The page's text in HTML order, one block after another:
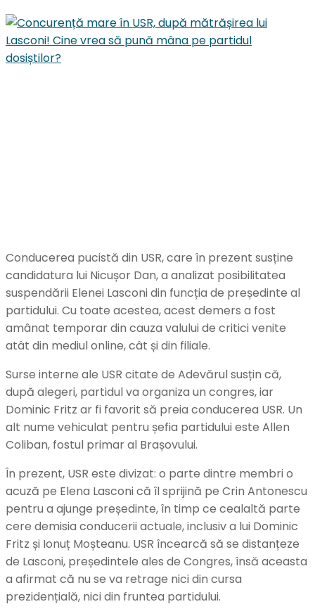
Conducerea pucistă din USR, care în prezent susține
candidatura lui Nicușor Dan, a analizat posibilitatea
suspendării Elenei Lasconi din funcția de președinte al
partidului. Cu toate acestea, acest demers a fost
amânat temporar din cauza valului de critici venite
atât din mediul online, cât și din filiale.
Surse interne ale USR citate de Adevărul susțin că,
după alegeri, partidul va organiza un congres, iar
Dominic Fritz ar fi favorit să preia conducerea USR. Un
alt nume vehiculat pentru șefia partidului este Allen
Coliban, fostul primar al Brașovului.
În prezent, USR este divizat: o parte dintre membri o
acuză pe Elena Lasconi că îl sprijină pe Crin Antonescu
pentru a ajunge președinte, în timp ce cealaltă parte
cere demisia conducerii actuale, inclusiv a lui Dominic
Fritz și Ionuț Moșteanu. USR încearcă să se distanțeze
de Lasconi, președintele ales de Congres, însă aceasta
a afirmat că nu se va retrage nici din cursa
prezidențială, nici din fruntea partidului.